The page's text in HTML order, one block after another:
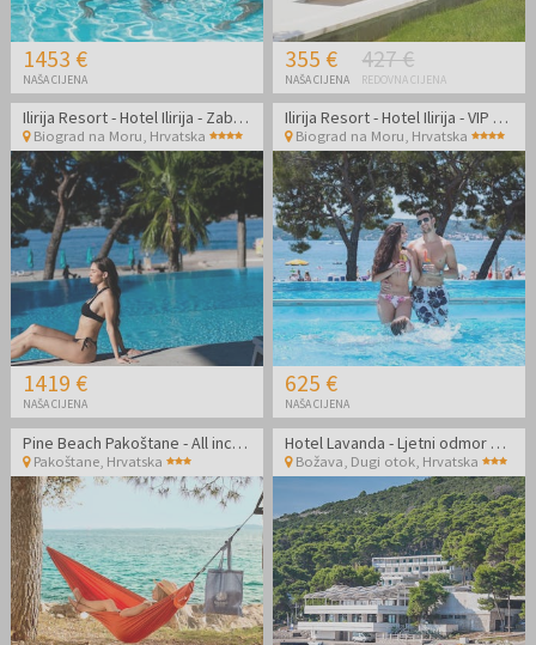
1453 €
NAŠA CIJENA
355 €
NAŠA CIJENA
427 €
REDOVNA CIJENA
Ilirija Resort - Hotel Ilirija - Zabavno ljeto s punim pansionom u Biogradu - Posebna akcija
Biograd na Moru, Hrvatska
1419 €
NAŠA CIJENA
Ilirija Resort - Hotel Ilirija - VIP premium zabavno ljeto s punim pansionom u Biogradu - Posebna akcija
Biograd na Moru, Hrvatska
625 €
NAŠA CIJENA
Pine Beach Pakoštane - All inclusive light odmor uz sport i prirodu - Posebna akcija
Pakoštane, Hrvatska
Hotel Lavanda - Ljetni odmor na Dugom otoku
Božava, Dugi otok, Hrvatska